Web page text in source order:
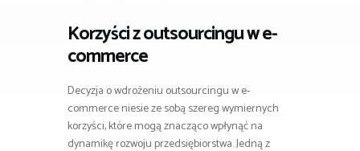
Korzyści z outsourcingu w e-
commerce
Decyzja o wdrożeniu outsourcingu w e-
commerce niesie ze sobą szereg wymiernych
korzyści, które mogą znacząco wpłynąć na
dynamikę rozwoju przedsiębiorstwa. Jedną z